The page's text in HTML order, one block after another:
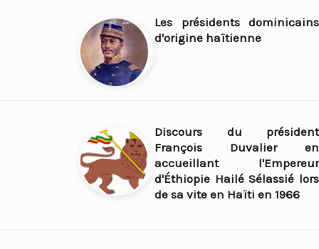
Les présidents dominicains
d'origine haïtienne
Discours du président
François Duvalier en
accueillant l'Empereur
d'Éthiopie Hailé Sélassié lors
de sa vite en Haïti en 1966